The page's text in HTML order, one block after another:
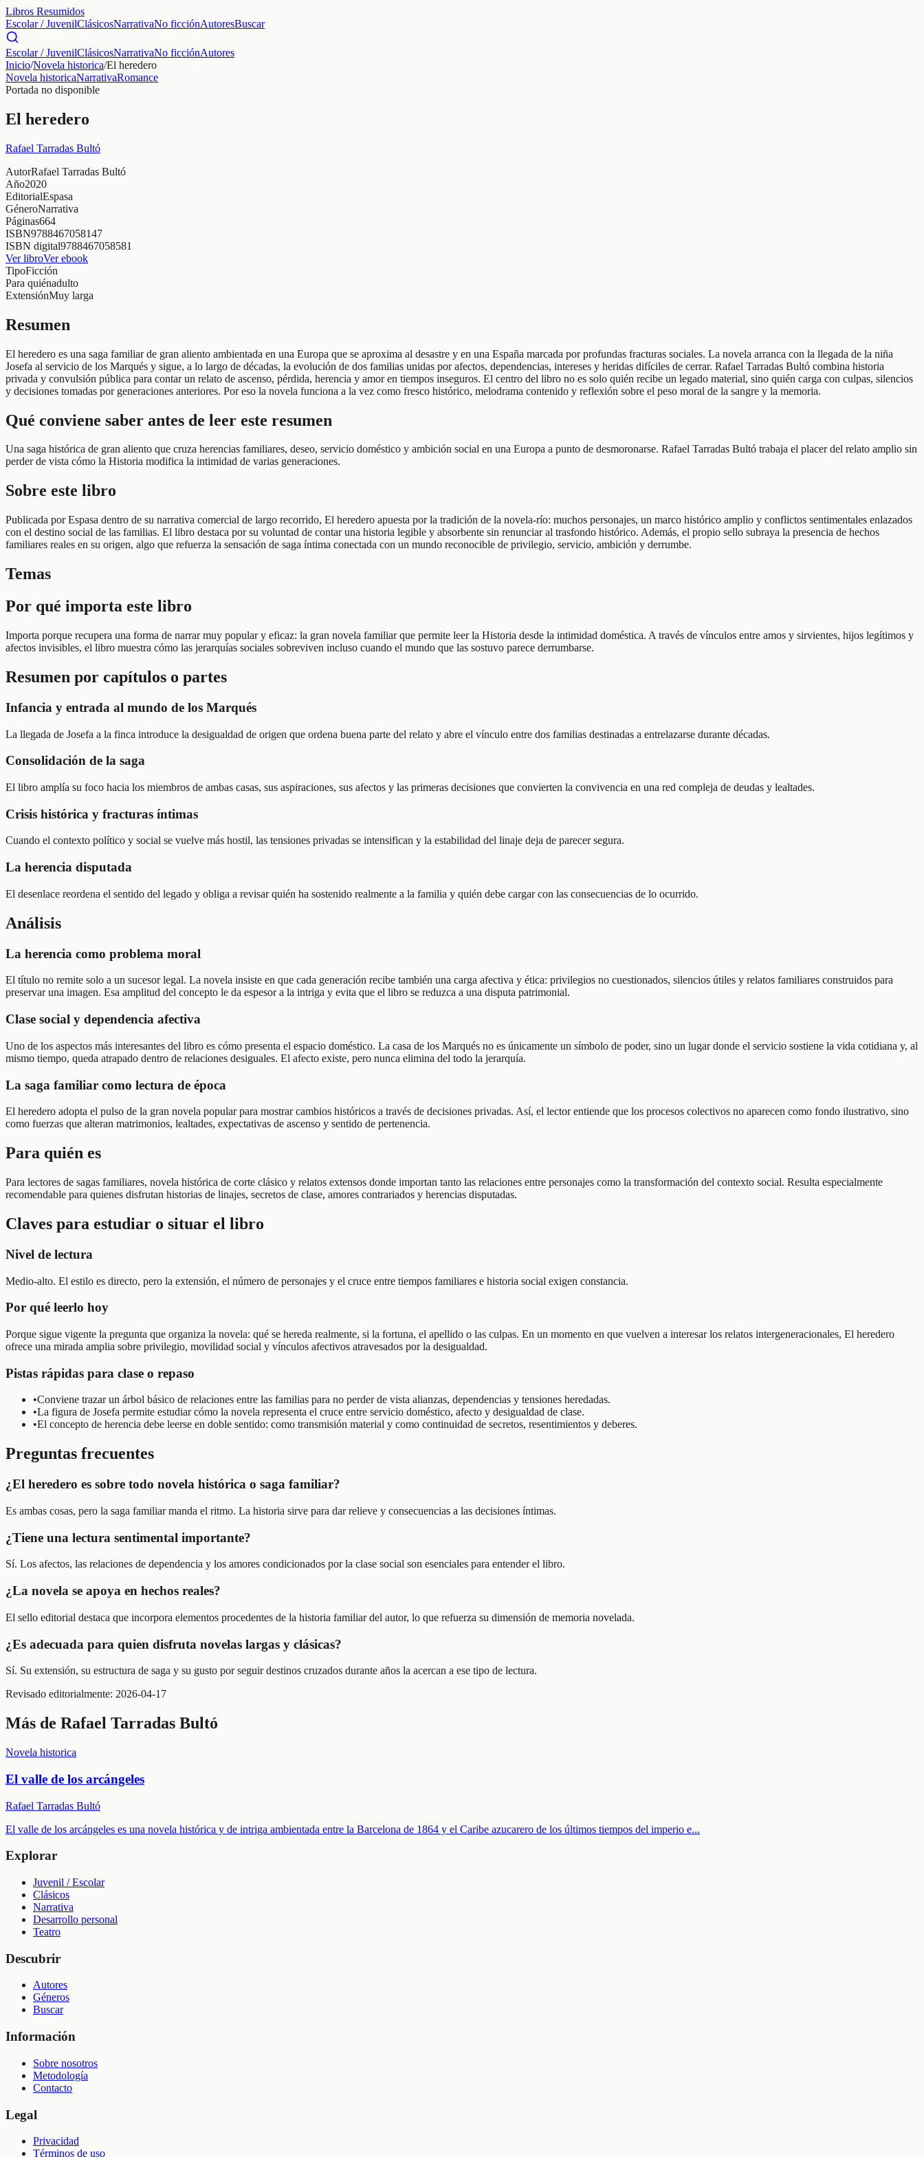
Libros Resumidos
Escolar / JuvenilClásicosNarrativaNo ficciónAutoresBuscar
Escolar / JuvenilClásicosNarrativaNo ficciónAutores
Inicio/Novela historica/El heredero
Novela historicaNarrativaRomance
Portada no disponible
El heredero
Rafael Tarradas Bultó
AutorRafael Tarradas Bultó
Año2020
EditorialEspasa
GéneroNarrativa
Páginas664
ISBN9788467058147
ISBN digital9788467058581
Ver libroVer ebook
TipoFicción
Para quiénadulto
ExtensiónMuy larga
Resumen
El heredero es una saga familiar de gran aliento ambientada en una Europa que se aproxima al desastre y en una España marcada por profundas fracturas sociales. La novela arranca con la llegada de la niña
Josefa al servicio de los Marqués y sigue, a lo largo de décadas, la evolución de dos familias unidas por afectos, dependencias, intereses y heridas difíciles de cerrar. Rafael Tarradas Bultó combina historia
privada y convulsión pública para contar un relato de ascenso, pérdida, herencia y amor en tiempos inseguros. El centro del libro no es solo quién recibe un legado material, sino quién carga con culpas, silencios
y decisiones tomadas por generaciones anteriores. Por eso la novela funciona a la vez como fresco histórico, melodrama contenido y reflexión sobre el peso moral de la sangre y la memoria.
Qué conviene saber antes de leer este resumen
Una saga histórica de gran aliento que cruza herencias familiares, deseo, servicio doméstico y ambición social en una Europa a punto de desmoronarse. Rafael Tarradas Bultó trabaja el placer del relato amplio sin
perder de vista cómo la Historia modifica la intimidad de varias generaciones.
Sobre este libro
Publicada por Espasa dentro de su narrativa comercial de largo recorrido, El heredero apuesta por la tradición de la novela-río: muchos personajes, un marco histórico amplio y conflictos sentimentales enlazados
con el destino social de las familias. El libro destaca por su voluntad de contar una historia legible y absorbente sin renunciar al trasfondo histórico. Además, el propio sello subraya la presencia de hechos
familiares reales en su origen, algo que refuerza la sensación de saga íntima conectada con un mundo reconocible de privilegio, servicio, ambición y derrumbe.
Temas
Por qué importa este libro
Importa porque recupera una forma de narrar muy popular y eficaz: la gran novela familiar que permite leer la Historia desde la intimidad doméstica. A través de vínculos entre amos y sirvientes, hijos legítimos y
afectos invisibles, el libro muestra cómo las jerarquías sociales sobreviven incluso cuando el mundo que las sostuvo parece derrumbarse.
Resumen por capítulos o partes
Infancia y entrada al mundo de los Marqués
La llegada de Josefa a la finca introduce la desigualdad de origen que ordena buena parte del relato y abre el vínculo entre dos familias destinadas a entrelazarse durante décadas.
Consolidación de la saga
El libro amplía su foco hacia los miembros de ambas casas, sus aspiraciones, sus afectos y las primeras decisiones que convierten la convivencia en una red compleja de deudas y lealtades.
Crisis histórica y fracturas íntimas
Cuando el contexto político y social se vuelve más hostil, las tensiones privadas se intensifican y la estabilidad del linaje deja de parecer segura.
La herencia disputada
El desenlace reordena el sentido del legado y obliga a revisar quién ha sostenido realmente a la familia y quién debe cargar con las consecuencias de lo ocurrido.
Análisis
La herencia como problema moral
El título no remite solo a un sucesor legal. La novela insiste en que cada generación recibe también una carga afectiva y ética: privilegios no cuestionados, silencios útiles y relatos familiares construidos para
preservar una imagen. Esa amplitud del concepto le da espesor a la intriga y evita que el libro se reduzca a una disputa patrimonial.
Clase social y dependencia afectiva
Uno de los aspectos más interesantes del libro es cómo presenta el espacio doméstico. La casa de los Marqués no es únicamente un símbolo de poder, sino un lugar donde el servicio sostiene la vida cotidiana y, al
mismo tiempo, queda atrapado dentro de relaciones desiguales. El afecto existe, pero nunca elimina del todo la jerarquía.
La saga familiar como lectura de época
El heredero adopta el pulso de la gran novela popular para mostrar cambios históricos a través de decisiones privadas. Así, el lector entiende que los procesos colectivos no aparecen como fondo ilustrativo, sino
como fuerzas que alteran matrimonios, lealtades, expectativas de ascenso y sentido de pertenencia.
Para quién es
Para lectores de sagas familiares, novela histórica de corte clásico y relatos extensos donde importan tanto las relaciones entre personajes como la transformación del contexto social. Resulta especialmente
recomendable para quienes disfrutan historias de linajes, secretos de clase, amores contrariados y herencias disputadas.
Claves para estudiar o situar el libro
Nivel de lectura
Medio-alto. El estilo es directo, pero la extensión, el número de personajes y el cruce entre tiempos familiares e historia social exigen constancia.
Por qué leerlo hoy
Porque sigue vigente la pregunta que organiza la novela: qué se hereda realmente, si la fortuna, el apellido o las culpas. En un momento en que vuelven a interesar los relatos intergeneracionales, El heredero
ofrece una mirada amplia sobre privilegio, movilidad social y vínculos afectivos atravesados por la desigualdad.
Pistas rápidas para clase o repaso
•Conviene trazar un árbol básico de relaciones entre las familias para no perder de vista alianzas, dependencias y tensiones heredadas.
•La figura de Josefa permite estudiar cómo la novela representa el cruce entre servicio doméstico, afecto y desigualdad de clase.
•El concepto de herencia debe leerse en doble sentido: como transmisión material y como continuidad de secretos, resentimientos y deberes.
Preguntas frecuentes
¿El heredero es sobre todo novela histórica o saga familiar?
Es ambas cosas, pero la saga familiar manda el ritmo. La historia sirve para dar relieve y consecuencias a las decisiones íntimas.
¿Tiene una lectura sentimental importante?
Sí. Los afectos, las relaciones de dependencia y los amores condicionados por la clase social son esenciales para entender el libro.
¿La novela se apoya en hechos reales?
El sello editorial destaca que incorpora elementos procedentes de la historia familiar del autor, lo que refuerza su dimensión de memoria novelada.
¿Es adecuada para quien disfruta novelas largas y clásicas?
Sí. Su extensión, su estructura de saga y su gusto por seguir destinos cruzados durante años la acercan a ese tipo de lectura.
Revisado editorialmente: 2026-04-17
Más de Rafael Tarradas Bultó
Novela historica
El valle de los arcángeles
Rafael Tarradas Bultó
El valle de los arcángeles es una novela histórica y de intriga ambientada entre la Barcelona de 1864 y el Caribe azucarero de los últimos tiempos del imperio e...
Explorar
Juvenil / Escolar
Clásicos
Narrativa
Desarrollo personal
Teatro
Descubrir
Autores
Géneros
Buscar
Información
Sobre nosotros
Metodología
Contacto
Legal
Privacidad
Términos de uso